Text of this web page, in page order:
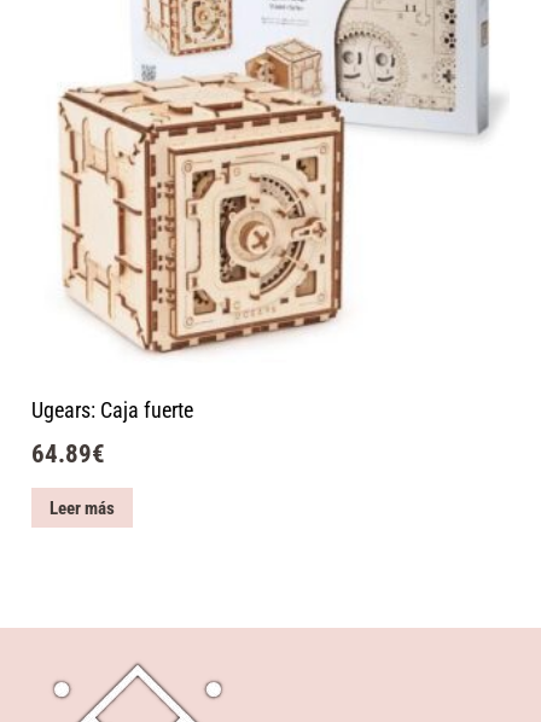
Ugears: Caja fuerte
64.89€
Leer más